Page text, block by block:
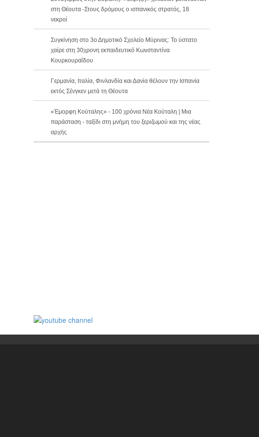
στη Θέουτα -Στους δρόμους ο ισπανικός στρατός, 18
νεκροί
Συγκίνηση στο 3ο Δημοτικό Σχολείο Μύρινας: Το ύστατο
χαίρε στη 30χρονη εκπαιδευτικό Κωνσταντίνα
Κουρκουραΐδου
Γερμανία, Ιταλία, Φινλανδία και Δανία θέλουν την Ισπανία
εκτός Σένγκεν μετά τη Θέουτα
«Έμορφη Κούταλης» - 100 χρόνια Νέα Κούταλη | Μια
παράσταση - ταξίδι στη μνήμη του ξεριζωμού και της νέας
αρχής